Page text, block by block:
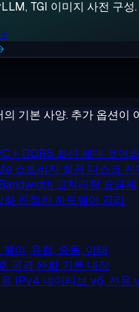
TGI 이미지 사전 구성.
기본 사양. 추가 옵션이
+ DDR5 최신 세대 코어
스토리지 회전 디스크 전
고처리량 요금제
화 진정한 하드웨어 격리
북미, 유럽, 중동, 아태
공격 완화 기본 내장
IPv4 네이티브 v6, 전용